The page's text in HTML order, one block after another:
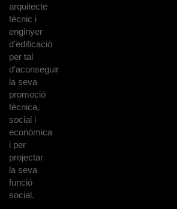
arquitecte
tècnic i
enginyer
d'edificació
per tal
d'aconseguir
la seva
promoció
tècnica,
social i
econòmica
i per
projectar
la seva
funció
social.